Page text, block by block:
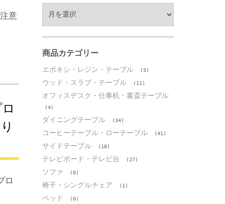
意
ロ
ブ
商品カテゴリー
エポキシ・レジン・テーブル (5)
ウッド・スラブ・テーブル (11)
オフィスデスク・仕事机・書斎テーブル
(4)
ダイニングテーブル (34)
コーヒーテーブル・ローテーブル (41)
サイドテーブル (18)
テレビボード・テレビ台 (27)
ソファ (0)
椅子・シングルチェア (1)
ベッド (0)